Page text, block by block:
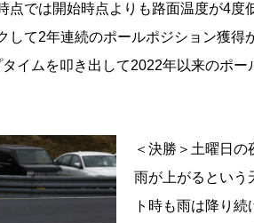
点では開始時点よりも路面温度が4度
して2年連続のポールポジション獲得
イムを叩き出して2022年以来のポー
＜決勝＞土曜日
雨が上がるという
ト時も雨は降り